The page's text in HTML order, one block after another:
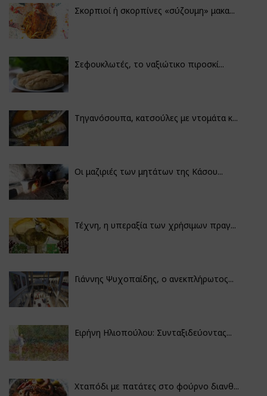
Σκορπιοί ή σκορπίνες «σύζουμη» μακα...
Σεφουκλωτές, το ναξιώτικο πιροσκί...
Τηγανόσουπα, κατσούλες με ντομάτα κ...
Οι μαζιριές των μητάτων της Κάσου...
Τέχνη, η υπεραξία των χρήσιμων πραγ...
Γιάννης Ψυχοπαίδης, ο ανεκπλήρωτος...
Ειρήνη Ηλιοπούλου: Συνταξιδεύοντας...
Χταπόδι με πατάτες στο φούρνο διανθ...